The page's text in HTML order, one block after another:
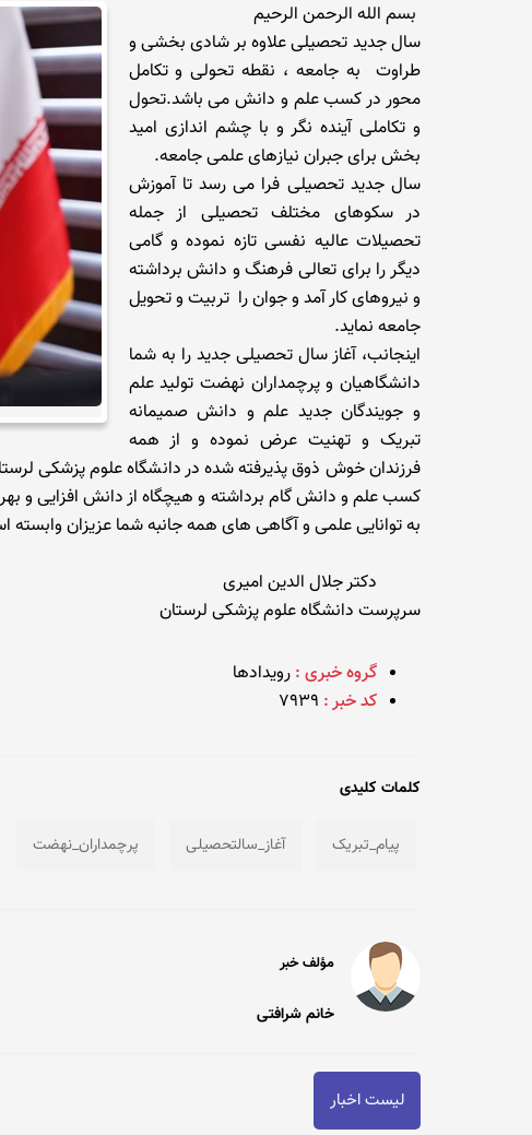
بسم الله الرحمن الرحیم
سال جدید تحصیلی علاوه بر شادی بخشی و
طراوت به جامعه ، نقطه تحولی و تکامل
محور در کسب علم و دانش می باشد.تحول
و تکاملی آینده نگر و با چشم اندازی امید
بخش برای جبران نیازهای علمی جامعه.
سال جدید تحصیلی فرا می رسد تا آموزش
در سکوهای مختلف تحصیلی از جمله
تحصیلات عالیه نفسی تازه نموده و گامی
دیگر را برای تعالی فرهنگ و دانش برداشته
و نیروهای کار آمد و جوان را تربیت و تحویل
جامعه نماید.
اینجانب، آغاز سال تحصیلی جدید را به شما
دانشگاهیان و پرچمداران نهضت تولید علم
و جویندگان جدید علم و دانش صمیمانه
تبریک و تهنیت عرض نموده و از همه
فرزندان خوش ذوق پذیرفته شده در دانشگاه علوم پزشکی
کسب علم و دانش گام برداشته و هیچگاه از دانش افزایی و
به توانایی علمی و آگاهی های همه جانبه شما عزیزان وابسته
دکتر جلال الدین امیری
سرپرست دانشگاه علوم پزشکی لرستان
گروه خبری : رویدادها
کد خبر : 7939
کلمات کلیدی
پیام_تبریک آغاز_سالتحصیلی پرچمداران_نهضت
مؤلف خبر
خانم شرافتی
لیست اخبار